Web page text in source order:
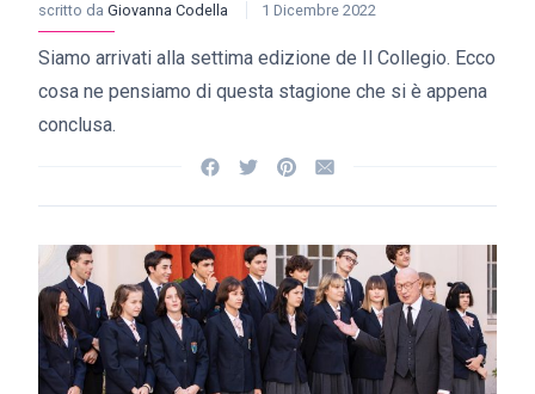
scritto da Giovanna Codella 1 Dicembre 2022
Siamo arrivati alla settima edizione de Il Collegio. Ecco
cosa ne pensiamo di questa stagione che si è appena
conclusa.